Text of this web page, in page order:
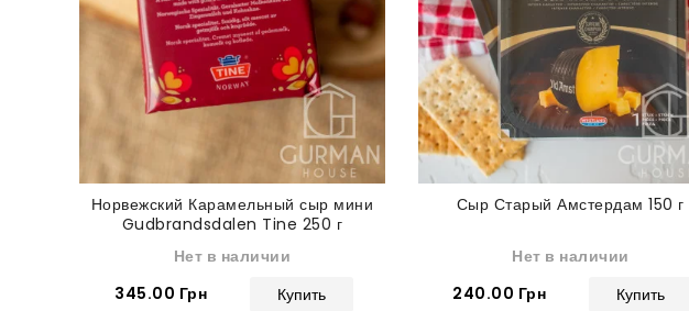
Норвежский Карамельный сыр мини
Gudbrandsdalen Tine 250 г
Нет в наличии
345.00 Грн
Купить
Сыр Старый Амстердам 150 г
Нет в наличии
240.00 Грн
Купить